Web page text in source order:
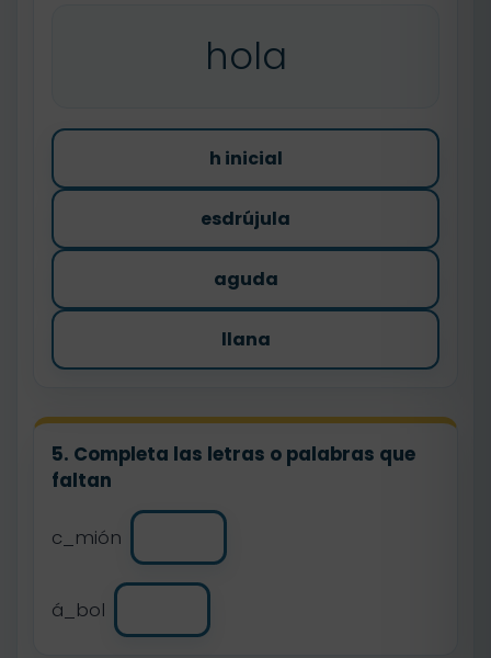
hola
h inicial
esdrújula
aguda
llana
5. Completa las letras o palabras que
faltan
c_mión
á_bol